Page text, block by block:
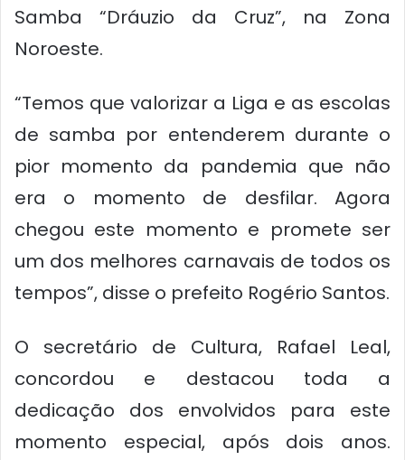
Samba “Dráuzio da Cruz”, na Zona
Noroeste.
“Temos que valorizar a Liga e as escolas
de samba por entenderem durante o
pior momento da pandemia que não
era o momento de desfilar. Agora
chegou este momento e promete ser
um dos melhores carnavais de todos os
tempos”, disse o prefeito Rogério Santos.
O secretário de Cultura, Rafael Leal,
concordou e destacou toda a
dedicação dos envolvidos para este
momento especial, após dois anos.